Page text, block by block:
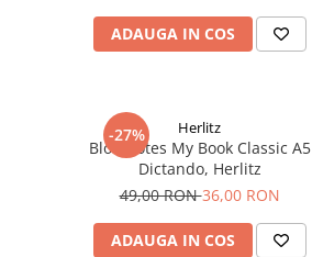
ADAUGA IN COS
-27% Herlitz
Bloc Notes My Book Classic A5
Dictando, Herlitz
49,00 RON36,00 RON
ADAUGA IN COS